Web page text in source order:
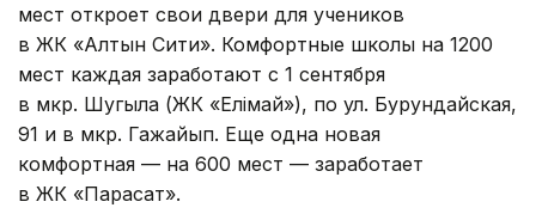
мест откроет свои двери для учеников
в ЖК «Алтын Сити». Комфортные школы на 1200
мест каждая заработают с 1 сентября
в мкр. Шугыла (ЖК «Елімай»), по ул. Бурундайская,
91 и в мкр. Гажайып. Еще одна новая
комфортная — на 600 мест — заработает
в ЖК «Парасат».